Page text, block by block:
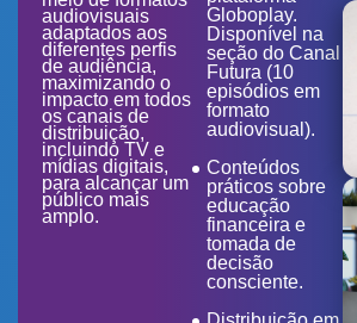
audiovisuais
adaptados aos
diferentes perfis
de audiência,
maximizando o
impacto em todos
os canais de
distribuição,
incluindo TV e
mídias digitais,
para alcançar um
público mais
amplo.
Globoplay.
Disponível na
seção do Canal
Futura (10
episódios em
formato
audiovisual).
Conteúdos
práticos sobre
educação
financeira e
tomada de
decisão
consciente.